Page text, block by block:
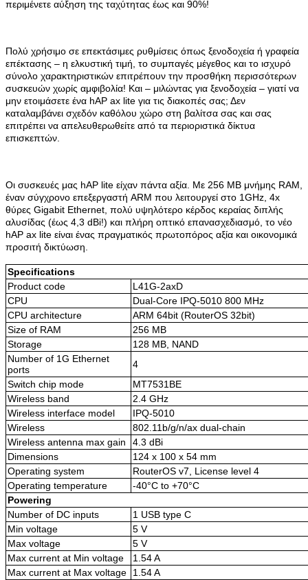
περιμένετε αύξηση της ταχύτητας έως και 90%!
Πολύ χρήσιμο σε επεκτάσιμες ρυθμίσεις όπως ξενοδοχεία ή γραφεία
επέκτασης – η ελκυστική τιμή, το συμπαγές μέγεθος και το ισχυρό
σύνολο χαρακτηριστικών επιτρέπουν την προσθήκη περισσότερων
συσκευών χωρίς αμφιβολία! Και – μιλώντας για ξενοδοχεία – γιατί να
μην ετοιμάσετε ένα hAP ax lite για τις διακοπές σας; Δεν
καταλαμβάνει σχεδόν καθόλου χώρο στη βαλίτσα σας και σας
επιτρέπει να απελευθερωθείτε από τα περιοριστικά δίκτυα
επισκεπτών.
Οι συσκευές μας hAP lite είχαν πάντα αξία. Με 256 MB μνήμης RAM,
έναν σύγχρονο επεξεργαστή ARM που λειτουργεί στο 1GHz, 4x
θύρες Gigabit Ethernet, πολύ υψηλότερο κέρδος κεραίας διπλής
αλυσίδας (έως 4,3 dBi!) και πλήρη οπτικό επανασχεδιασμό, το νέο
hAP ax lite είναι ένας πραγματικός πρωτοπόρος αξία και οικονομικά
προσιτή δικτύωση.
Specifications
Product code
L41G-2axD
CPU
Dual-Core IPQ-5010 800 MHz
CPU architecture
ARM 64bit (RouterOS 32bit)
Size of RAM
256 MB
Storage
128 MB, NAND
Number of 1G Ethernet
ports
4
Switch chip mode
MT7531BE
Wireless band
2.4 GHz
Wireless interface model
IPQ-5010
Wireless
802.11b/g/n/ax dual-chain
Wireless antenna max gain
4.3 dBi
Dimensions
124 x 100 x 54 mm
Operating system
RouterOS v7, License level 4
Operating temperature
-40°C to +70°C
Powering
Number of DC inputs
1 USB type C
Min voltage
5 V
Max voltage
5 V
Max current at Min voltage
1.54 A
Max current at Max voltage
1.54 A